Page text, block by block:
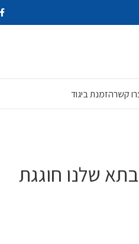
קשרהזמנת ביגוד
שלנו חוגגת